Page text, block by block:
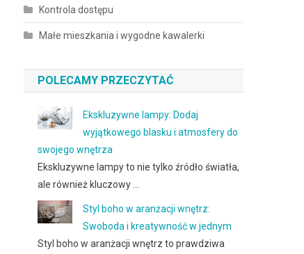
Kontrola dostępu
Małe mieszkania i wygodne kawalerki
POLECAMY PRZECZYTAĆ
Ekskluzywne lampy: Dodaj
wyjątkowego blasku i atmosfery do
swojego wnętrza
Ekskluzywne lampy to nie tylko źródło światła,
ale również kluczowy …
Styl boho w aranżacji wnętrz:
Swoboda i kreatywność w jednym
Styl boho w aranżacji wnętrz to prawdziwa